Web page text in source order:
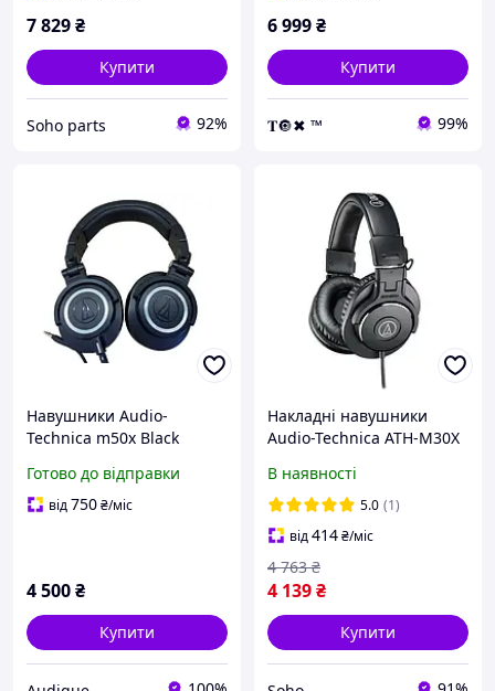
7 829₴
Купити
Soho parts 92%
6 999₴
Купити
𝐓🔘✖ ™ 99%
Навушники Audio-
Technica m50x Black
Готово до відправки
від750₴/міс
4 500₴
Купити
Накладні навушники
Audio-Technica ATH-M30X
В наявності
5.0 (1)
від414₴/міс
4 139₴
4 763 ₴
Купити